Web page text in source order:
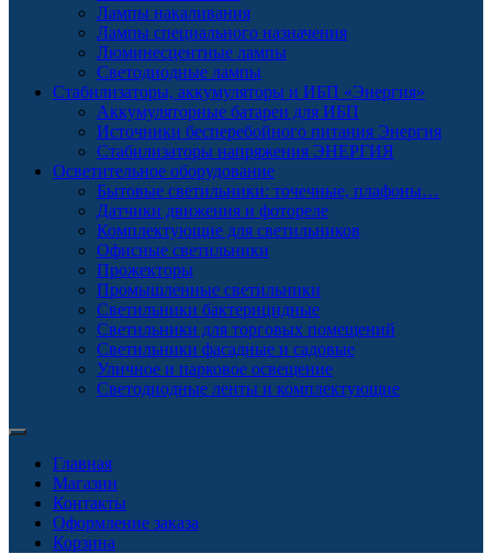
Лампы накаливания
Лампы специального назначения
Люминесцентные лампы
Светодиодные лампы
Стабилизаторы, аккумуляторы и ИБП «Энергия»
Аккумуляторные батареи для ИБП
Источники бесперебойного питания Энергия
Стабилизаторы напряжения ЭНЕРГИЯ
Осветительное оборудование
Бытовые светильники: точечные, плафоны…
Датчики движения и фотореле
Комплектующие для светильников
Офисные светильники
Прожекторы
Промышленные светильники
Светильники бактерицидные
Светильники для торговых помещений
Светильники фасадные и садовые
Уличное и парковое освещение
Светодиодные ленты и комплектующие
Главная
Магазин
Контакты
Оформление заказа
Корзина